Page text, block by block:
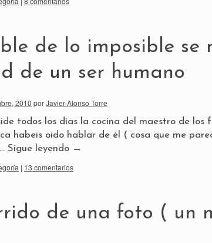
de lo imposible se
de un ser humano
2010 porJavier Alonso Torre
todos los días la cocina del maestro de los
habeis oido hablar de él ( cosa que me
Sigue leyendo →
| 13 comentarios
de una foto ( un